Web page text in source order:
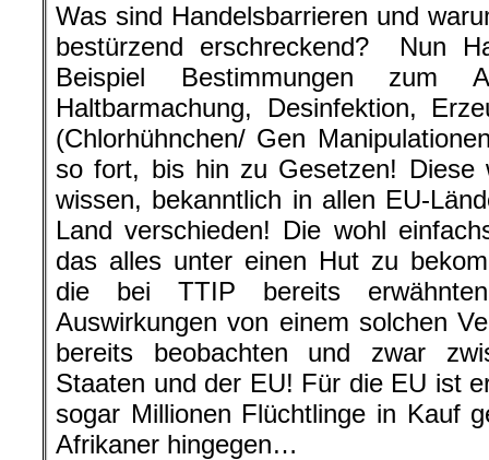
Was sind Handelsbarrieren und
bestürzend erschreckend? Nun
Beispiel Bestimmungen zum
Haltbarmachung, Desinfektion,
(Chlorhühnchen/ Gen
so fort, bis hin zu Gesetzen! Diese
wissen, bekanntlich in allen EU-
Land verschieden! Die wohl
das alles unter einen Hut zu
die bei TTIP bereits
Auswirkungen von einem solchen
bereits beobachten und zwar
Staaten und der EU! Für die EU ist
sogar Millionen Flüchtlinge in Kauf
Afrikaner hingegen…